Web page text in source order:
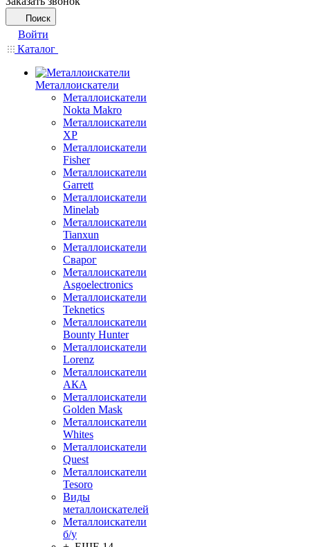
Поиск
Войти
Каталог
Металлоискатели
Металлоискатели
Nokta Makro
Металлоискатели
XP
Металлоискатели
Fisher
Металлоискатели
Garrett
Металлоискатели
Minelab
Металлоискатели
Tianxun
Металлоискатели
Сварог
Металлоискатели
Asgoelectronics
Металлоискатели
Teknetics
Металлоискатели
Bounty Hunter
Металлоискатели
Lorenz
Металлоискатели
АКА
Металлоискатели
Golden Mask
Металлоискатели
Whites
Металлоискатели
Quest
Металлоискатели
Tesoro
Виды
металлоискателей
Металлоискатели
б/у